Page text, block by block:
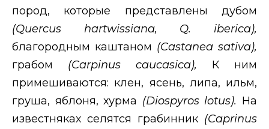
пород, которые представлены дубом
(Quercus hartwissiana, Q. iberica),
благородным каштаном (Castanea sativa),
грабом (Carpinus caucasica), К ним
примешиваются: клен, ясень, липа, ильм,
груша, яблоня, хурма (Diospyroslotus). На
известняках селятся грабинник (Caprinus